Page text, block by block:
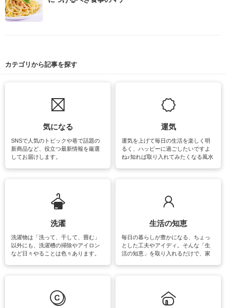
カテゴリから記事を探す
気になる
SNSで人気のトピックや巷で話題の
新商品など、役立つ最新情報を厳選
してお届けします。
運気
運気を上げて毎日の生活を楽しく明
るく、ハッピーに過ごしたいですよ
ね♪知れば取り入れてみたくなる風水
洗濯
洗濯物は「洗って、干して、畳む」
以外にも、洗濯槽の掃除やアイロン
など日々やることは色々あります。
マットなどの大きな洗濯物も、正し
い洗い方をすれば自宅で洗うことが
生活の知恵
毎日の暮らしが豊かになる、ちょっ
とした工夫やアイディ。そんな「生
活の知恵」を取り入れるだけで、家